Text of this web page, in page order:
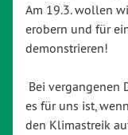
Am 19.3. wollen
erobern und für
demonstrieren!
Bei vergangenen
es für uns ist,
den Klimastreik